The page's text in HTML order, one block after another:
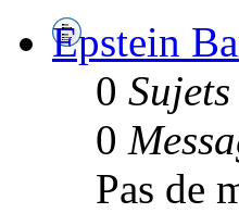
Epstein
0 Sujets
0
Pas de